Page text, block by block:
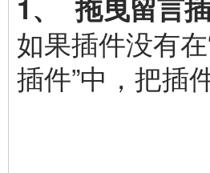
1、 拖曳留言
如果插件没有
插件”中，把插